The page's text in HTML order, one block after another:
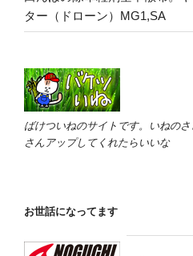
ター（ドローン）MG1,SA
ばけついねのサイトです。いねの
さんアップしてくれたらいいな
お世話になってます